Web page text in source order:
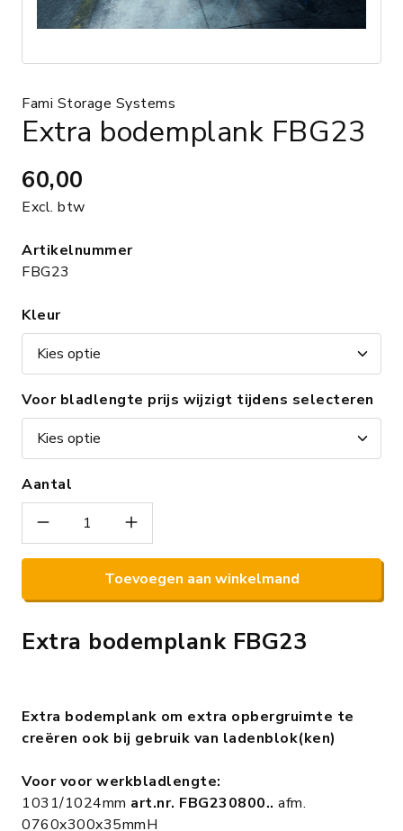
Fami Storage Systems
Extra bodemplank FBG23
60,00
Excl. btw
Artikelnummer
FBG23
Kleur
Voor bladlengte prijs wijzigt tijdens selecteren
Aantal
Toevoegen aan winkelmand
Extra bodemplank FBG23
Extra bodemplank om extra opbergruimte te
creëren ook bij gebruik van ladenblok(ken)
Voor voor werkbladlengte:
1031/1024mm art.nr. FBG230800.. afm.
0760x300x35mmH